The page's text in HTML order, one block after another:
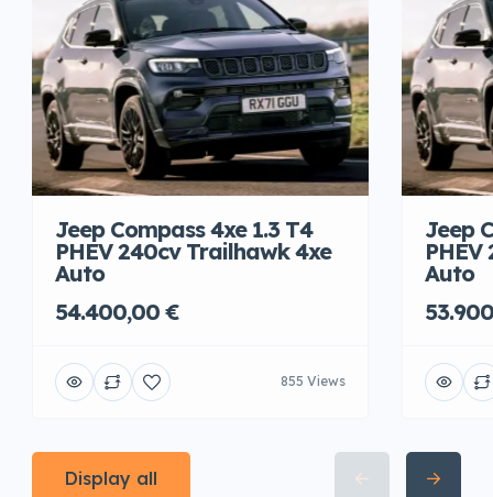
Jeep Compass 4xe 1.3 T4
PHEV 240cv Trailhawk 4xe
Auto
54.400,00 €
855 Views
Jeep
Auto
Display all